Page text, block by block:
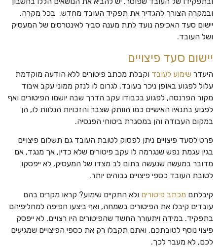
ובמקרה הצורך להגדיר את תפקיד העובד מחדש. בכל מקרה,
יישום סעד האכיפה נועד לתת מענה סביר לאינטרסים של המעסיק
ושל העובד.
יישום סעד פיצויים
היעדר שימוע לעובד וקבלת מכתב פיטורים ללא הודעה מוקדמת
עלול לפגוע באופן ניכר בעובד, לגרום לו לנזק ממוני עקב איבוד
מקור הפרנסה, לפגוע בכבודו עקב הדרך שבה יושמו הפיטורים ואף
לפגוע בתנאיו האישיים כמו הוותק שצבר והזכויות הנלוות לו, הן
במקום העבודה והן במסגרת ביטוחי הפנסיה.
פרט לסעד פיצויים ניתן לפסוק לטובת העובד גם תשלום פיצויים
בגין עגמת נפש שנגרמה לו עקב פיטורים שלא כדין, אך מנגד, אם
מדובר במעשה שנעשה בתום לב מצדו של המעסיק, לא ייפסקו
לטובת העובד כספי פיצויים גבוהים יותר.
קיבלתם מכתב פיטורים ולא התקיים שימוע? קראו מקרים בהם
עובדים קיבלו את הפיטורים בשמחה, ואף ביצעו חפיפה למחליפיהם
בתפקיד. במידה ויתעורר החשד שהפיטורים היו רצויים, לא ייפסק
פיצוי נוסף לטובתכם, ואתם תקבלו רק את כספי הפיצויים שמגיעים
לכם, לא מעבר לכך.